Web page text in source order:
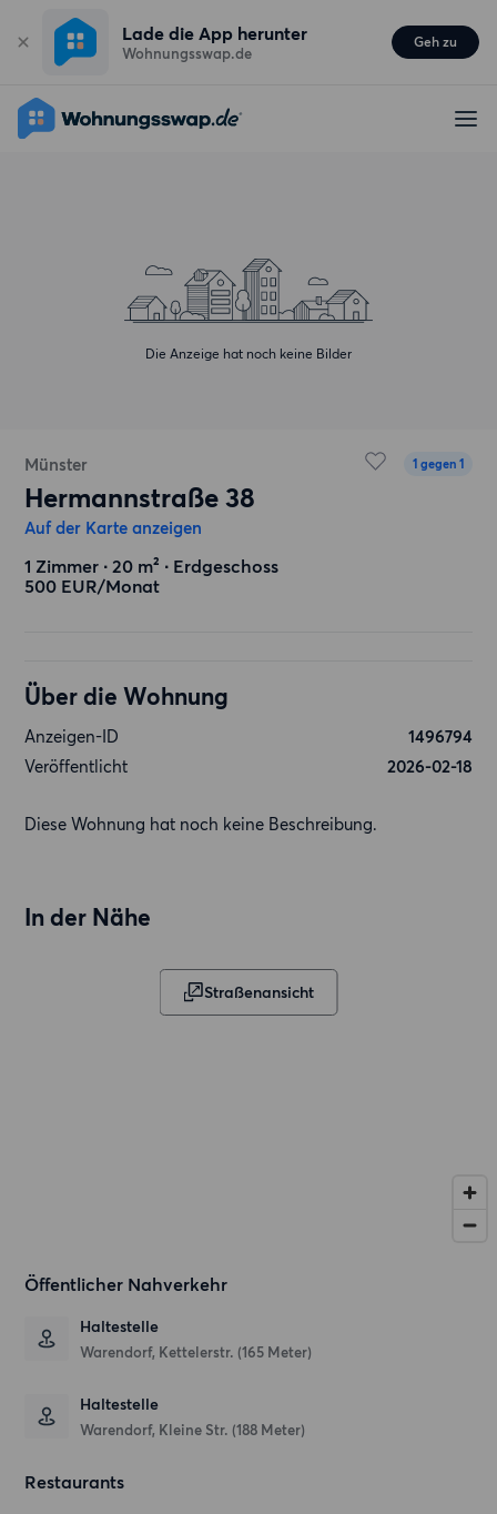
Lade die App herunter
Wohnungsswap.de
Geh zu
Die Anzeige hat noch keine Bilder
Münster 1 gegen 1
Hermannstraße 38
Auf der Karte anzeigen
1 Zimmer ∙ 20 m² ∙ Erdgeschoss
500 EUR/Monat
Über die Wohnung
Anzeigen-ID
1496794
Veröffentlicht
2026-02-18
Diese Wohnung hat noch keine Beschreibung.
In der Nähe
Straßenansicht
Öffentlicher Nahverkehr
Haltestelle
Warendorf, Kettelerstr. (165 Meter)
Haltestelle
Warendorf, Kleine Str. (188 Meter)
Restaurants